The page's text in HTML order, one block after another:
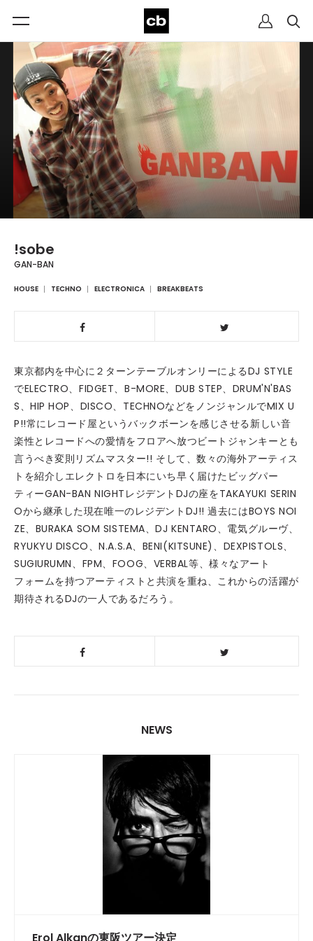
!sobe
GAN-BAN
HOUSE TECHNO ELECTRONICA BREAKBEATS
東京都内を中心に２ターンテーブルオンリーによるDJ STYLE
でELECTRO、FIDGET、B-MORE、DUB STEP、DRUM'N'BAS
S、HIP HOP、DISCO、TECHNOなどをノンジャンルでMIX U
P!!常にレコード屋というバックボーンを感じさせる新しい音
楽性とレコードへの愛情をフロアへ放つビートジャンキーとも
言うべき変則リズムマスター!! そして、数々の海外アーティス
トを紹介しエレクトロを日本にいち早く届けたビッグパー
ティーGAN-BAN NIGHTレジデントDJの座をTAKAYUKI SERIN
Oから継承した現在唯一のレジデントDJ!! 過去にはBOYS NOI
ZE、BURAKA SOM SISTEMA、DJ KENTARO、電気グルーヴ、
RYUKYU DISCO、N.A.S.A、BENI(KITSUNE)、DEXPISTOLS、
SUGIURUMN、FPM、FOOG、VERBAL等、様々なアート
フォームを持つアーティストと共演を重ね、これからの活躍が
期待されるDJの一人であるだろう。
NEWS